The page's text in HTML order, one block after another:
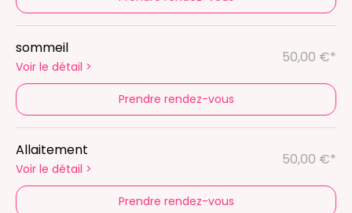
sommeil
Voir le détail >
50,00 €*
Prendre rendez-vous
Allaitement
Voir le détail >
50,00 €*
Prendre rendez-vous